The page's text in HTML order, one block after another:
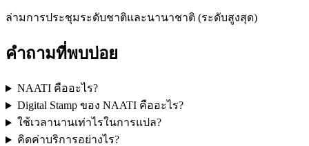
ล่ามการประชุมระดับชาติและนานาชาติ (ระดับสูงสุด)
คำถามที่พบบ่อย
NAATI คืออะไร?
Digital Stamp ของ NAATI คืออะไร?
ใช้เวลานานเท่าไรในการแปล?
คิดค่าบริการอย่างไร?